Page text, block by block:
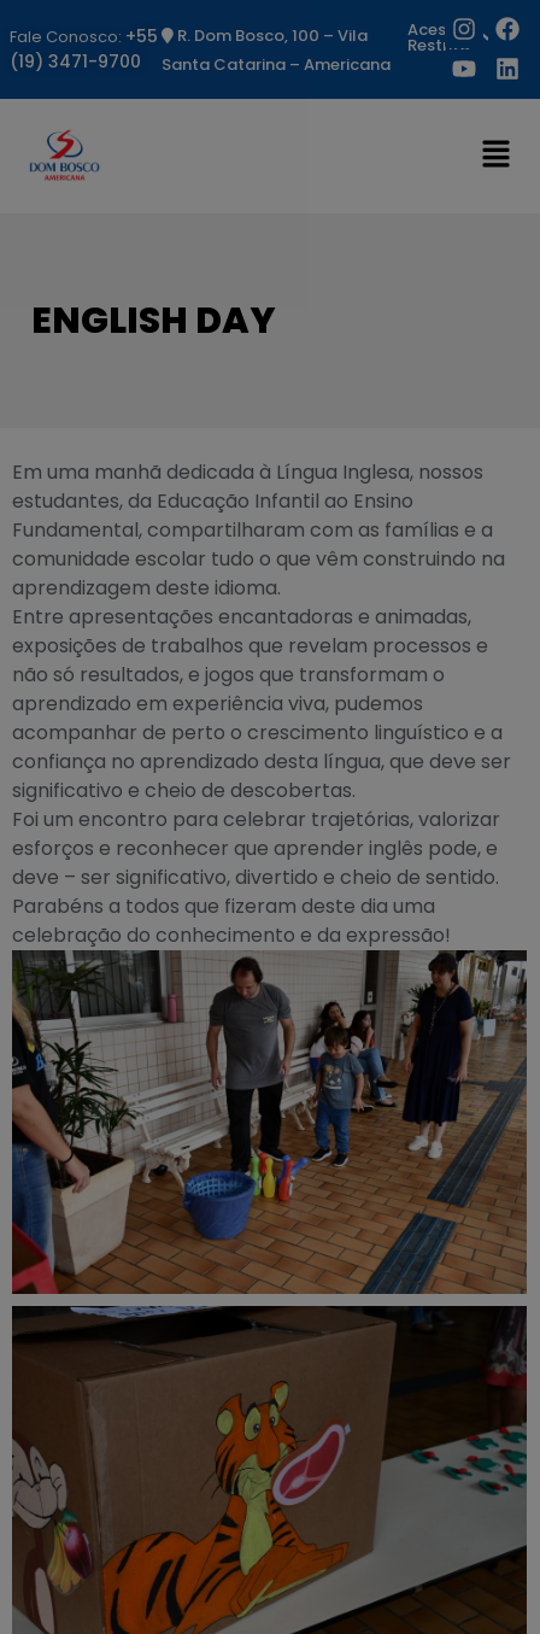
Fale Conosco: +55
(19) 3471-9700
R. Dom Bosco, 100 – Vila
Santa Catarina – Americana
Acesso
Restrito
ENGLISH DAY
Em uma manhã dedicada à Língua Inglesa, nossos
estudantes, da Educação Infantil ao Ensino
Fundamental, compartilharam com as famílias e a
comunidade escolar tudo o que vêm construindo na
aprendizagem deste idioma.
Entre apresentações encantadoras e animadas,
exposições de trabalhos que revelam processos e
não só resultados, e jogos que transformam o
aprendizado em experiência viva, pudemos
acompanhar de perto o crescimento linguístico e a
confiança no aprendizado desta língua, que deve ser
significativo e cheio de descobertas.
Foi um encontro para celebrar trajetórias, valorizar
esforços e reconhecer que aprender inglês pode, e
deve – ser significativo, divertido e cheio de sentido.
Parabéns a todos que fizeram deste dia uma
celebração do conhecimento e da expressão!